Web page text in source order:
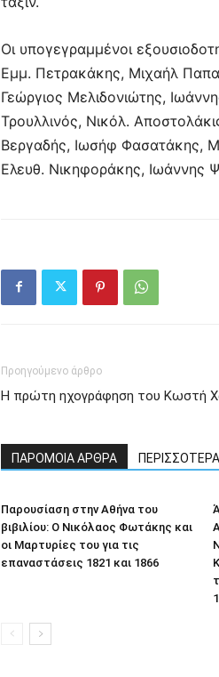
Οι υπογεγραμμένοι
Εμμ. Πετρακάκης, Μιχαήλ
Γεώργιος Μελιδονιώτης,
Τρουλλινός, Νικόλ.
Βεργαδής, Ιωσήφ Φασατάκης,
Ελευθ. Νικηφοράκης, Ιωάννης
Προηγούμενο άρθρο
Η πρώτη ηχογράφηση του Κωστή
ΠΑΡΟΜΟΙΑ ΑΡΘΡΑ
Παρουσίαση στην Αθήνα του
βιβιλίου: Ο Νικόλαος Φωτάκης και
οι Μαρτυρίες του για τις
επαναστάσεις 1821 και 1866